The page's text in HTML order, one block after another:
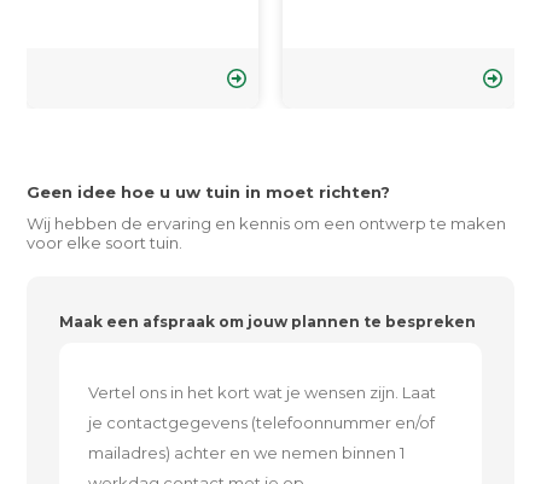
Geen idee hoe u uw tuin in moet richten?
Wij hebben de ervaring en kennis om een ontwerp te maken
voor elke soort tuin.
Maak een afspraak om jouw plannen te bespreken